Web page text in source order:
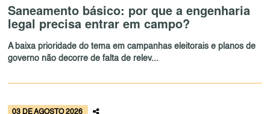
Saneamento básico: por que a engenharia
legal precisa entrar em campo?
A baixa prioridade do tema em campanhas eleitorais e planos de
governo não decorre de falta de relev...
03 DE AGOSTO 2026